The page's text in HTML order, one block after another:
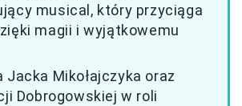
musical, który przyciąga
magii i wyjątkowemu
Jacka Mikołajczyka oraz
Dobrogowskiej w roli